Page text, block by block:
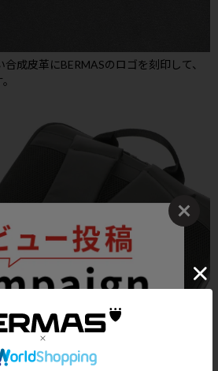
成皮革にBERMASのロゴを刻印して、